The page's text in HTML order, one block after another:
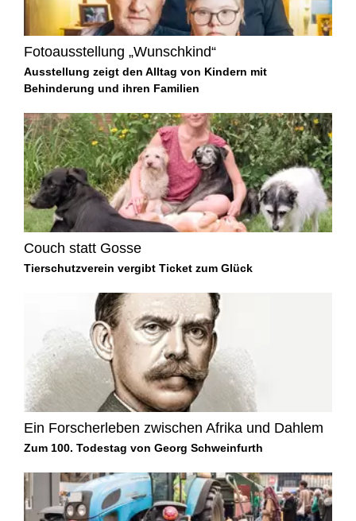
Fotoausstellung „Wunschkind“
Ausstellung zeigt den Alltag von Kindern mit
Behinderung und ihren Familien
Couch statt Gosse
Tierschutzverein vergibt Ticket zum Glück
Ein Forscherleben zwischen Afrika und Dahlem
Zum 100. Todestag von Georg Schweinfurth